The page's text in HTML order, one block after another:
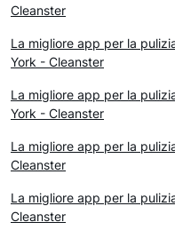
Cleanster
La migliore app per la
York - Cleanster
La migliore app per la
York - Cleanster
La migliore app per la
Cleanster
La migliore app per la
Cleanster